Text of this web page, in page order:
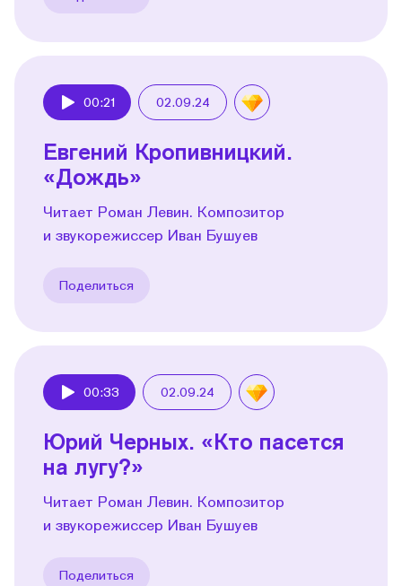
00:21 02.09.24
Евгений Кропивницкий.
«Дождь»
Читает Роман Левин. Композитор
и звукорежиссер Иван Бушуев
Поделиться
00:33 02.09.24
Юрий Черных. «Кто пасется
на лугу?»
Читает Роман Левин. Композитор
и звукорежиссер Иван Бушуев
Поделиться